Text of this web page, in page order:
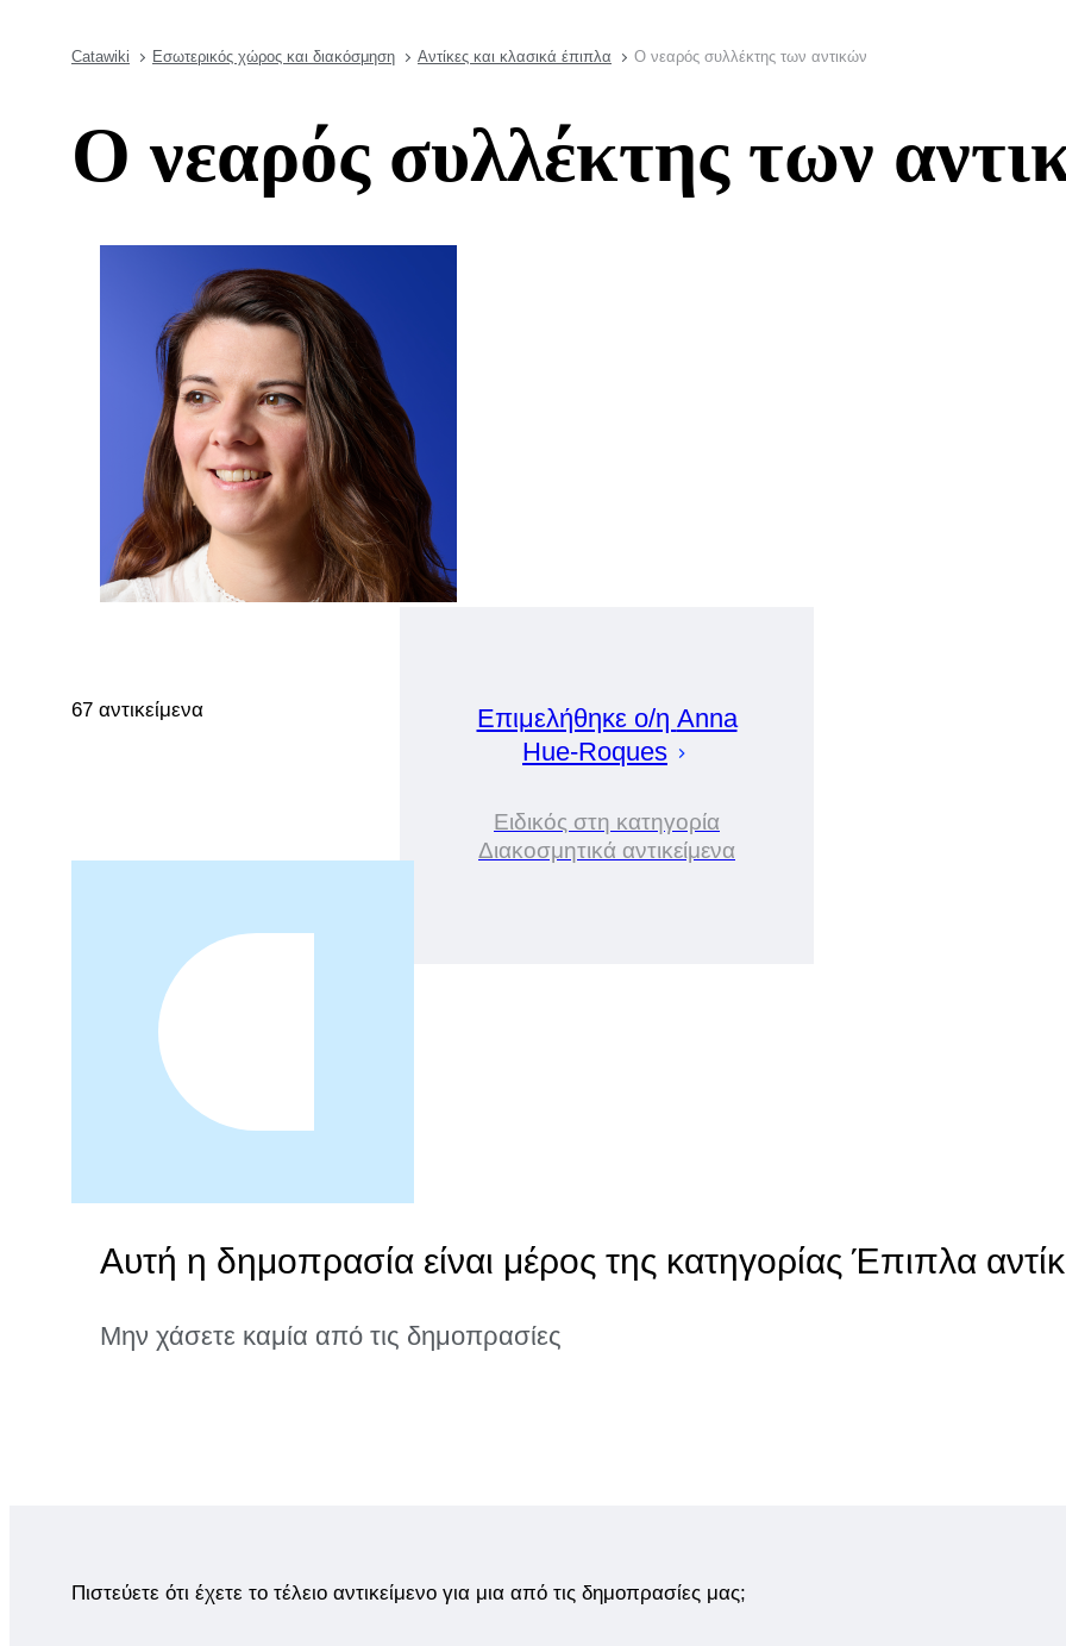
Catawiki Εσωτερικός χώρος και διακόσμηση Αντίκες και κλασικά έπιπλα Ο νεαρός συλλέκτης των αντικών
Ο νεαρός συλλέκτης των
Επιμελήθηκε ο/η Anna
Hue-Roques
Ειδικός στη κατηγορία
Διακοσμητικά αντικείμενα
67 αντικείμενα
Αυτή η δημοπρασία είναι μέρος της κατηγορίας Έπιπλα
Μην χάσετε καμία από τις δημοπρασίες
Πιστεύετε ότι έχετε το τέλειο αντικείμενο για μια από τις δημοπρασίες μας;